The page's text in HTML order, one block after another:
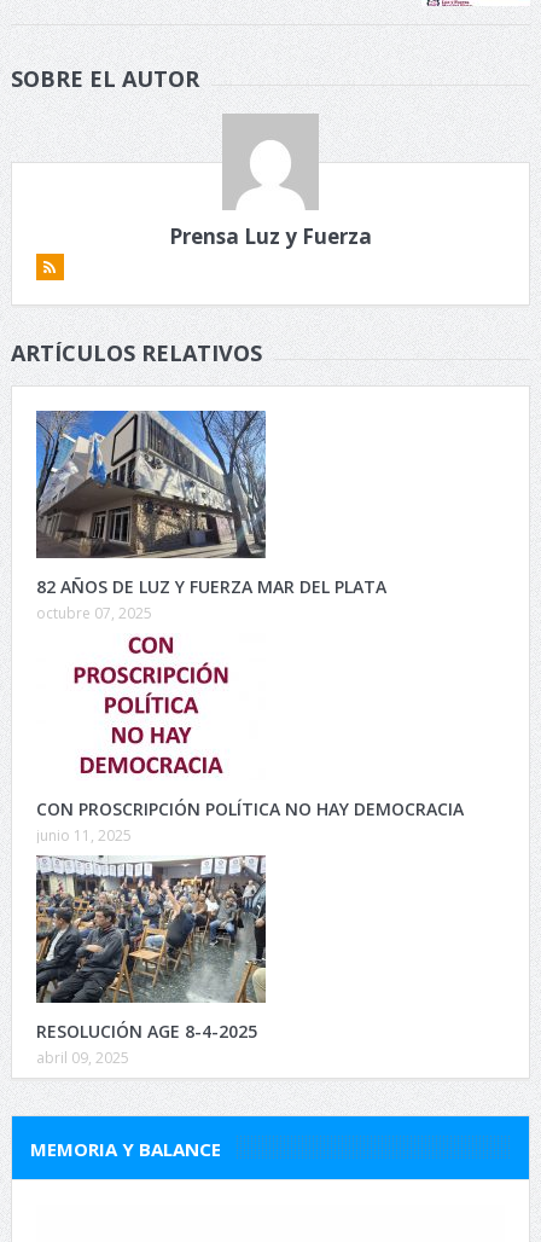
SOBRE EL AUTOR
Prensa Luz y Fuerza
ARTÍCULOS RELATIVOS
82 AÑOS DE LUZ Y FUERZA MAR DEL PLATA
octubre 07, 2025
CON PROSCRIPCIÓN POLÍTICA NO HAY DEMOCRACIA
junio 11, 2025
RESOLUCIÓN AGE 8-4-2025
abril 09, 2025
MEMORIA Y BALANCE